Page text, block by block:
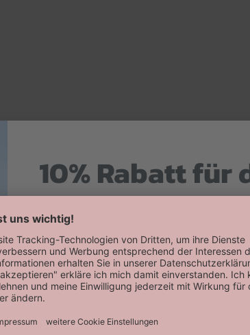
10% Rabatt für
Willkommensrabatt auf deine erste
erhalten!